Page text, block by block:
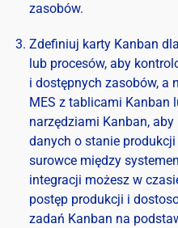
zasobów.
Zdefiniuj karty Kanban
lub procesów, aby
i dostępnych zasobów, a
MES z tablicami Kanban
narzędziami Kanban,
danych o stanie
surowce między
integracji możesz w
postęp produkcji i
zadań Kanban na